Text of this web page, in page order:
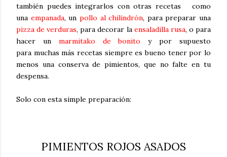
también puedes integrarlos con otras recetas como
una empanada, un pollo al chilindrón, para preparar una
pizza de verduras, para decorar la ensaladilla rusa, o para
hacer un marmitako de bonito y por supuesto
para muchas más recetas siempre es bueno tener por lo
menos una conserva de pimientos, que no falte en tu
despensa.
Solo con esta simple preparación:
PIMIENTOS ROJOS ASADOS